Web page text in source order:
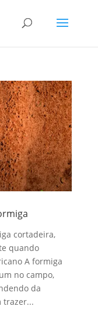
cortadeira,
quando
A formiga
no campo,
da
trazer...